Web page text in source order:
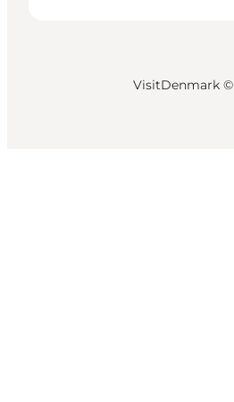
VisitDenmark ©